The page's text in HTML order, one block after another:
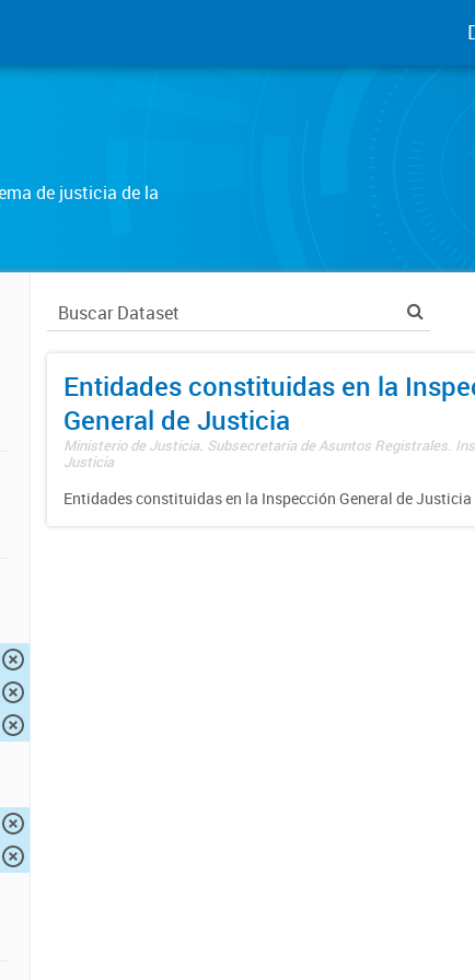
de justicia de la
Entidades constituidas en la
General de Justicia
Ministerio de Justicia. Subsecretaría de Asuntos Registrales.
Justicia
Entidades constituidas en la Inspección General de Justicia